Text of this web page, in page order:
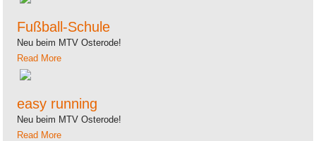
Fußball-Schule
Neu beim MTV Osterode!
Read More
easy running
Neu beim MTV Osterode!
Read More